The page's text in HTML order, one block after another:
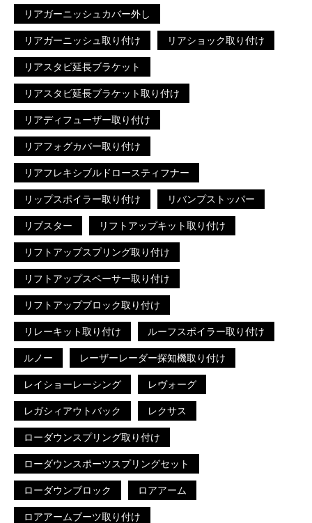
リアガーニッシュカバー外し
リアガーニッシュ取り付け リアショック取り付け
リアスタビ延長ブラケット
リアスタビ延長ブラケット取り付け
リアディフューザー取り付け
リアフォグカバー取り付け
リアフレキシブルドロースティフナー
リップスポイラー取り付け リバンプストッパー
リブスター リフトアップキット取り付け
リフトアップスプリング取り付け
リフトアップスペーサー取り付け
リフトアップブロック取り付け
リレーキット取り付け ルーフスポイラー取り付け
ルノー レーザーレーダー探知機取り付け
レイショーレーシング レヴォーグ
レガシィアウトバック レクサス
ローダウンスプリング取り付け
ローダウンスポーツスプリングセット
ローダウンブロック ロアアーム
ロアアームブーツ取り付け